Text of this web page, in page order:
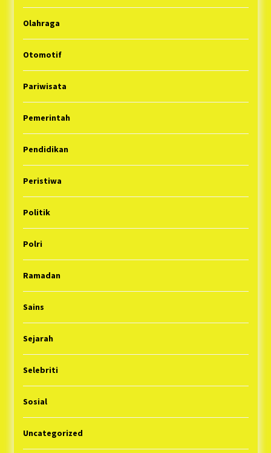
Olahraga
Otomotif
Pariwisata
Pemerintah
Pendidikan
Peristiwa
Politik
Polri
Ramadan
Sains
Sejarah
Selebriti
Sosial
Uncategorized